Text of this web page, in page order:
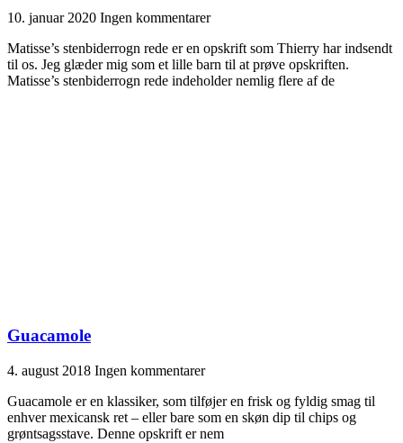
10. januar 2020 Ingen kommentarer
Matisse’s stenbiderrogn rede er en opskrift som Thierry har indsendt
til os. Jeg glæder mig som et lille barn til at prøve opskriften.
Matisse’s stenbiderrogn rede indeholder nemlig flere af de
Guacamole
4. august 2018 Ingen kommentarer
Guacamole er en klassiker, som tilføjer en frisk og fyldig smag til
enhver mexicansk ret – eller bare som en skøn dip til chips og
grøntsagsstave. Denne opskrift er nem